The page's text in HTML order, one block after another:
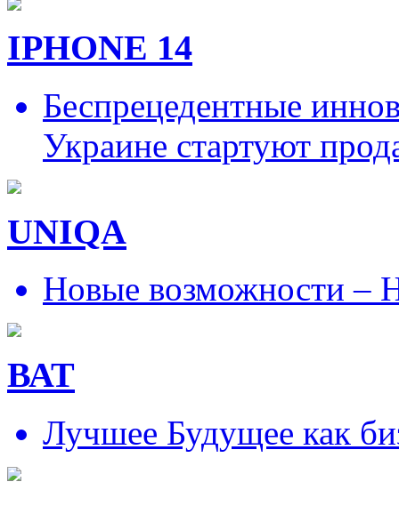
IPHONE 14
Беспрецедентные
Украине стартуют
UNIQA
Новые возможности –
ВАТ
Лучшее Будущее как